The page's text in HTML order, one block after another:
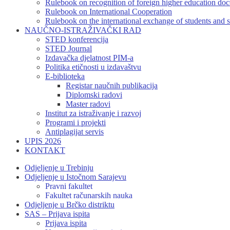
Rulebook on recognition of foreign higher education
Rulebook on International Cooperation
Rulebook on the international exchange of students and
NAUČNO-ISTRAŽIVAČKI RAD
STED konferencija
STED Journal
Izdavačka djelatnost PIM-a
Politika etičnosti u izdavaštvu
E-biblioteka
Registar naučnih publikacija
Diplomski radovi
Master radovi
Institut za istraživanje i razvoj
Programi i projekti
Antiplagijat servis
UPIS 2026
KONTAKT
Odjeljenje u Trebinju
Odjeljenje u Istočnom Sarajevu
Pravni fakultet
Fakultet računarskih nauka
Odjeljenje u Brčko distriktu
SAS – Prijava ispita
Prijava ispita